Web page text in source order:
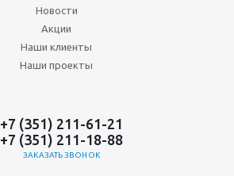
Новости
Акции
Наши клиенты
Наши проекты
+7 (351) 211-61-21
+7 (351) 211-18-88
ЗАКАЗАТЬ ЗВОНОК